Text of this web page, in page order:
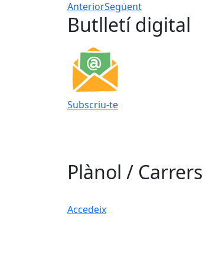
AnteriorSegüent
Butlletí digital
Subscriu-te
Plànol / Carrers
Accedeix